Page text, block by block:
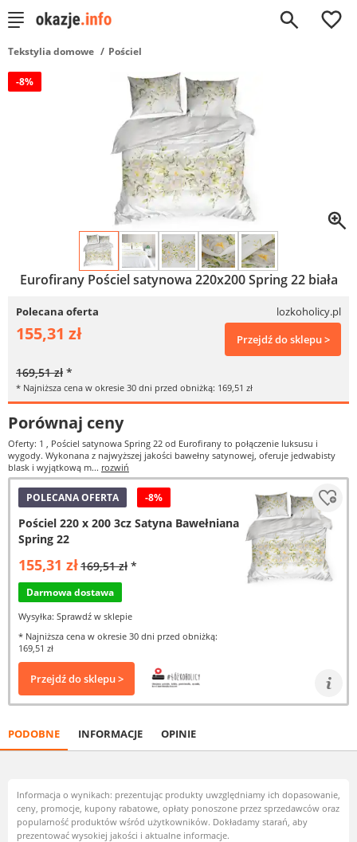
0
Tekstylia domowe Pościel
-8%
Eurofirany Pościel satynowa 220x200 Spring 22 biała
Polecana oferta lozkoholicy.pl
155,31 zł Przejdź do sklepu >
169,51 zł *
* Najniższa cena w okresie 30 dni przed obniżką: 169,51 zł
Porównaj ceny
Oferty: 1 , Pościel satynowa Spring 22 od Eurofirany to połączenie luksusu i
wygody. Wykonana z najwyższej jakości bawełny satynowej, oferuje jedwabisty
blask i wyjątkową m... rozwiń
POLECANA OFERTA -8%
Pościel 220 x 200 3cz Satyna Bawełniana
Spring 22
155,31 zł169,51 zł *
Darmowa dostawa
Wysyłka: Sprawdź w sklepie
* Najniższa cena w okresie 30 dni przed obniżką:
169,51 zł
Przejdź do sklepu >
PODOBNE INFORMACJE OPINIE
Informacja o wynikach: prezentując produkty uwzględniamy ich dopasowanie,
ceny, promocje, kupony rabatowe, opłaty ponoszone przez sprzedawców oraz
popularność produktów wśród użytkowników. Dokładamy starań, aby
prezentować wysokiej jakości i aktualne informacje.